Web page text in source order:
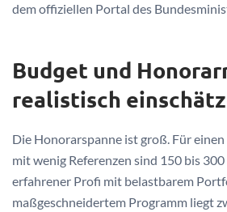
dem offiziellen Portal des
Budget und
realistisch
Die Honorarspanne ist groß. Für
mit wenig Referenzen sind 150 bis
erfahrener Profi mit belastbarem
maßgeschneidertem Programm liegt